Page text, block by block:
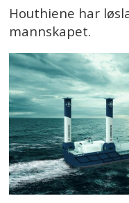
Houthiene har
mannskapet.